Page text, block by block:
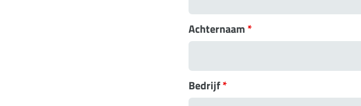
Achternaam *
Bedrijf*